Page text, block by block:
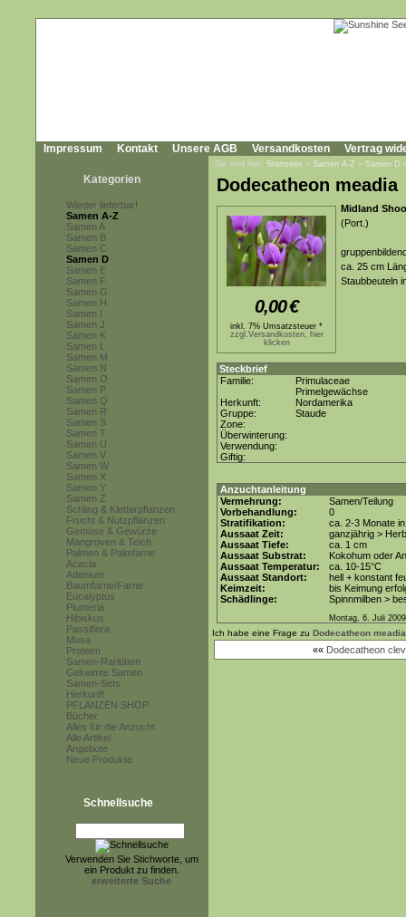
Impressum Kontakt Unsere AGB Versandkosten Vertrag
Kategorien
Wieder lieferbar!
Samen A-Z
Samen A
Samen B
Samen C
Samen D
Samen E
Samen F
Samen G
Samen H
Samen I
Samen J
Samen K
Samen L
Samen M
Samen N
Samen O
Samen P
Samen Q
Samen R
Samen S
Samen T
Samen U
Samen V
Samen W
Samen X
Samen Y
Samen Z
Schling & Kletterpflanzen
Frucht & Nutzpflanzen
Gemüse & Gewürze
Mangroven & Teich
Palmen & Palmfarne
Acacia
Adenium
Baumfarne/Farne
Eucalyptus
Plumeria
Hibiskus
Passiflora
Musa
Proteen
Samen-Raritäten
Gekeimte Samen
Samen-Sets
Herkunft
PFLANZEN SHOP
Bücher
Alles für die Anzucht
Alle Artikel
Angebote
Neue Produkte
Schnellsuche
Verwenden Sie Stichworte, um
ein Produkt zu finden.
erweiterte Suche
Sie sind hier: Startseite » Samen A-Z » Samen D
Dodecatheon meadia
0,00€
inkl. 7% Umsatzsteuer *
zzgl.Versandkosten, hier
klicken
Midland
(Port.)
ca. 25 cm
Staubbeuteln
Steckbrief
Familie:
Primulaceae
Primelgewächse
Herkunft:
Nordamerika
Gruppe:
Staude
Zone:
Überwinterung:
Verwendung:
Giftig:
Anzuchtanleitung
Vermehrung:
Samen/Teilung
Vorbehandlung:
0
Stratifikation:
ca. 2-3 Monate
Aussaat Zeit:
ganzjährig >
Aussaat Tiefe:
ca. 1 cm
Aussaat Substrat:
Kokohum oder
Aussaat Temperatur:
ca. 10-15°C
Aussaat Standort:
hell + konstant
Keimzeit:
bis Keimung
Schädlinge:
Spinnmilben >
Montag, 6. Juli 2009
Ich habe eine Frage zu Dodecatheon meadia
«« Dodecatheon